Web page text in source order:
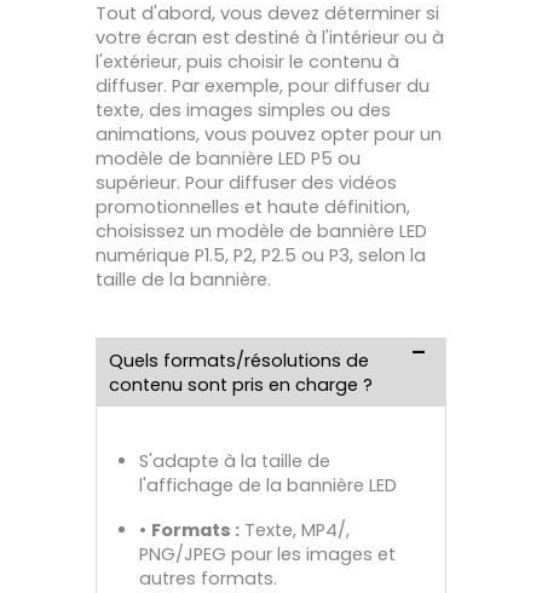
Tout d'abord, vous devez déterminer si
votre écran est destiné à l'intérieur ou à
l'extérieur, puis choisir le contenu à
diffuser. Par exemple, pour diffuser du
texte, des images simples ou des
animations, vous pouvez opter pour un
modèle de bannière LED P5 ou
supérieur. Pour diffuser des vidéos
promotionnelles et haute définition,
choisissez un modèle de bannière LED
numérique P1.5, P2, P2.5 ou P3, selon la
taille de la bannière.
Quels formats/résolutions de
contenu sont pris en charge ?
S'adapte à la taille de
l'affichage de la bannière LED
• Formats : Texte, MP4/,
PNG/JPEG pour les images et
autres formats.